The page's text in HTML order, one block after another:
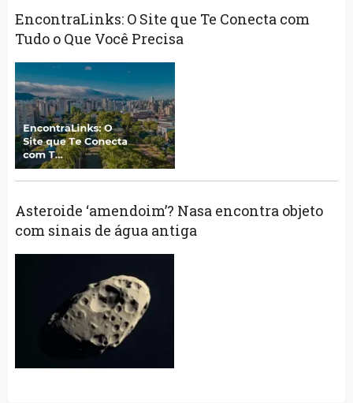
EncontraLinks: O Site que Te Conecta com
Tudo o Que Você Precisa
Asteroide ‘amendoim’? Nasa encontra objeto
com sinais de água antiga